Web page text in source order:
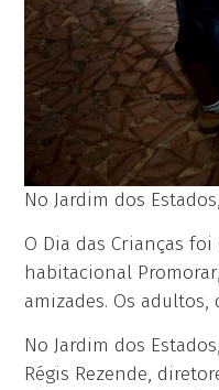
No Jardim dos
O Dia das Crianças
habitacional
amizades. Os
No Jardim dos
Régis Rezende,